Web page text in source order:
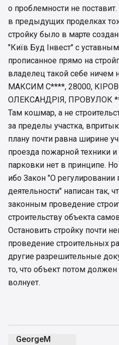
о проблемности не
в предыдущих проделках
стройку было в марте
"Київ Буд Інвест" с
прописанное прямо на
владелец такой себе ничем
МАКСИМ С****, 28000,
ОЛЕКСАНДРІЯ, ПРОВУЛОК
Там кошмар, а не
за пределы участка,
плану почти равна ширине
проезда пожарной техники
парковки нет в принципе.
ибо Закон "О регулировании
деятельности" написан так,
законным проведение
строительству объекта
Остановить стройку почти
проведение строительных
другие разрешительные
то, что объект потом
волнует.
GeorgeM